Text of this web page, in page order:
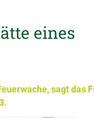
eines
sagt das